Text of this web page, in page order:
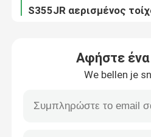
Ειδήσεις
ΠεριπτώσειςΑφήστε
We bellen je